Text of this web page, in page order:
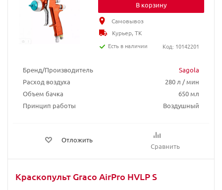
Бренд/Производитель
Sagola
Расход воздуха
280 л / мин
Объем бачка
650 мл
Принцип работы
Воздушный
Отложить
Сравнить
В корзину
Самовывоз
Курьер, ТК
Есть в наличии
Код: 10142201
Краскопульт Graco AirPro HVLP S